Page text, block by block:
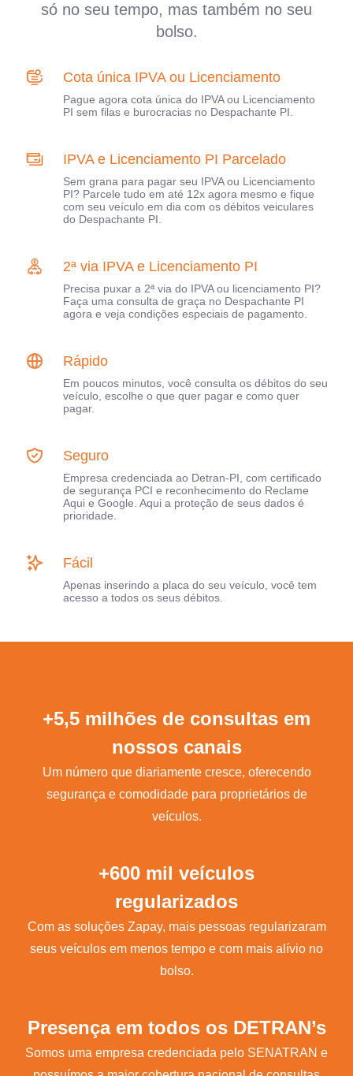
só no seu tempo, mas também no seu
bolso.
Cota única IPVA ou Licenciamento
Pague agora cota única do IPVA ou Licenciamento
PI sem filas e burocracias no Despachante PI.
IPVA e Licenciamento PI Parcelado
Sem grana para pagar seu IPVA ou Licenciamento
PI? Parcele tudo em até 12x agora mesmo e fique
com seu veículo em dia com os débitos veiculares
do Despachante PI.
2ª via IPVA e Licenciamento PI
Precisa puxar a 2ª via do IPVA ou licenciamento PI?
Faça uma consulta de graça no Despachante PI
agora e veja condições especiais de pagamento.
Rápido
Em poucos minutos, você consulta os débitos do seu
veículo, escolhe o que quer pagar e como quer
pagar.
Seguro
Empresa credenciada ao Detran-PI, com certificado
de segurança PCI e reconhecimento do Reclame
Aqui e Google. Aqui a proteção de seus dados é
prioridade.
Fácil
Apenas inserindo a placa do seu veículo, você tem
acesso a todos os seus débitos.
+5,5 milhões de consultas em
nossos canais
Um número que diariamente cresce, oferecendo
segurança e comodidade para proprietários de
veículos.
+600 mil veículos
regularizados
Com as soluções Zapay, mais pessoas regularizaram
seus veículos em menos tempo e com mais alívio no
bolso.
Presença em todos os DETRAN’s
Somos uma empresa credenciada pelo SENATRAN e